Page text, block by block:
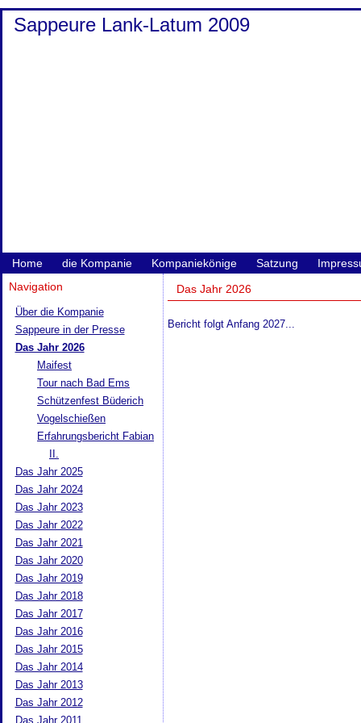
Sappeure Lank-Latum 2009
Home die Kompanie Kompaniekönige Satzung
Navigation
Über die Kompanie
Sappeure in der Presse
Das Jahr 2026
Maifest
Tour nach Bad Ems
Schützenfest Büderich
Vogelschießen
Erfahrungsbericht Fabian
II.
Das Jahr 2025
Das Jahr 2024
Das Jahr 2023
Das Jahr 2022
Das Jahr 2021
Das Jahr 2020
Das Jahr 2019
Das Jahr 2018
Das Jahr 2017
Das Jahr 2016
Das Jahr 2015
Das Jahr 2014
Das Jahr 2013
Das Jahr 2012
Das Jahr 2011
Das Jahr 2026
Bericht folgt Anfang 2027...